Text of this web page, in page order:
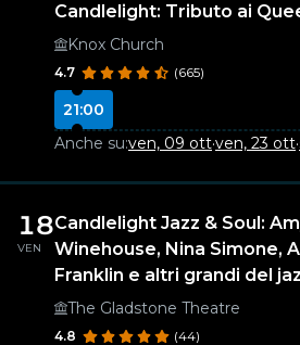
Candlelight: Tributo ai
Knox Church
4.7 (665)
21:00
Anche su:ven, 09 ott·ven, 23 ott·
18
VEN
Candlelight Jazz & Soul:
Winehouse, Nina Simone,
Franklin e altri grandi del
The Gladstone Theatre
4.8 (44)